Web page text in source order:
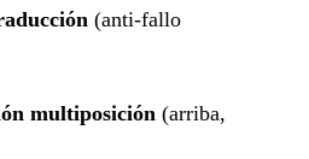
(anti-fallo
multiposición (arriba,